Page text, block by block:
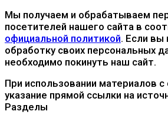
Мы получаем и обрабатываем
посетителей нашего сайта в
официальной политикой. Если вы
обработку своих персональных
необходимо покинуть наш сайт.
При использовании материалов с
указание прямой ссылки на
Разделы